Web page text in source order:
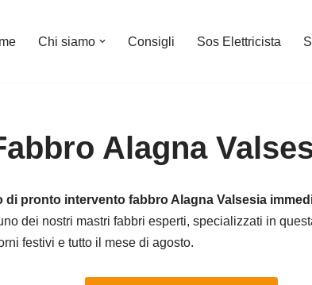
Chi siamo Consigli Sos Elettricista
Alagna
di pronto intervento fabbro Alagna Valsesia
dei nostri mastri fabbri esperti, specializzati in
festivi e tutto il mese di agosto.